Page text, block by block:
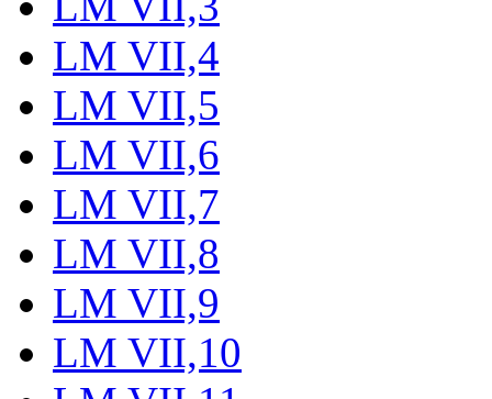
LM VII,4
LM VII,5
LM VII,6
LM VII,7
LM VII,8
LM VII,9
LM VII,10